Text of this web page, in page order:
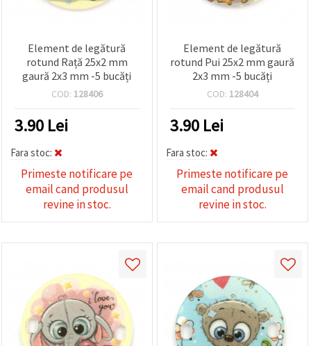
Element de legătură
rotund Rață 25x2 mm
gaură 2x3 mm -5 bucăți
COD: 128406
3.90 Lei
Fara stoc:
Primeste notificare pe
email cand produsul
revine in stoc.
Element de legătură
rotund Pui 25x2 mm gaură
2x3 mm -5 bucăți
COD: 128404
3.90 Lei
Fara stoc:
Primeste notificare pe
email cand produsul
revine in stoc.